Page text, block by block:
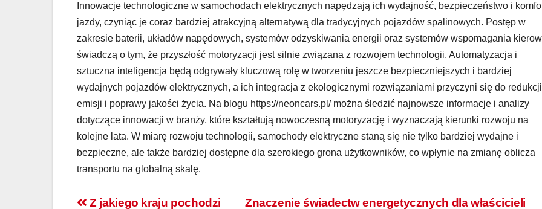
Innowacje technologiczne w samochodach elektrycznych napędzają ich wydajność, bezpieczeństwo i
jazdy, czyniąc je coraz bardziej atrakcyjną alternatywą dla tradycyjnych pojazdów spalinowych. Postęp w
zakresie baterii, układów napędowych, systemów odzyskiwania energii oraz systemów wspomagania
świadczą o tym, że przyszłość motoryzacji jest silnie związana z rozwojem technologii. Automatyzacja i
sztuczna inteligencja będą odgrywały kluczową rolę w tworzeniu jeszcze bezpieczniejszych i bardziej
wydajnych pojazdów elektrycznych, a ich integracja z ekologicznymi rozwiązaniami przyczyni się do redukcji
emisji i poprawy jakości życia. Na blogu https://neoncars.pl/ można śledzić najnowsze informacje i analizy
dotyczące innowacji w branży, które kształtują nowoczesną motoryzację i wyznaczają kierunki rozwoju na
kolejne lata. W miarę rozwoju technologii, samochody elektryczne staną się nie tylko bardziej wydajne i
bezpieczne, ale także bardziej dostępne dla szerokiego grona użytkowników, co wpłynie na zmianę oblicza
transportu na globalną skalę.
Znaczenie świadectw energetycznych dla właścicieli
Z jakiego kraju pochodzi